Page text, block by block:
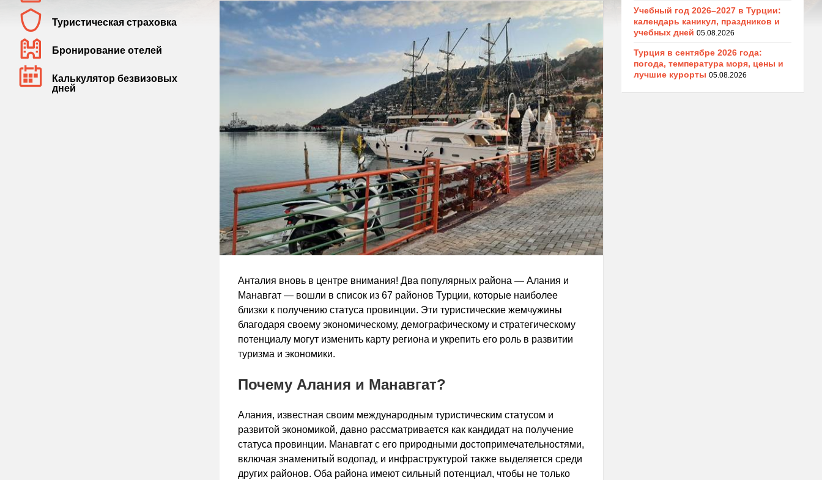
Анталия вновь в центре внимания! Два популярных района — Алания и
Манавгат — вошли в список из 67 районов Турции, которые наиболее
близки к получению статуса провинции. Эти туристические жемчужины
благодаря своему экономическому, демографическому и стратегическому
потенциалу могут изменить карту региона и укрепить его роль в развитии
туризма и экономики.
Почему Алания и Манавгат?
Алания, известная своим международным туристическим статусом и
развитой экономикой, давно рассматривается как кандидат на получение
статуса провинции. Манавгат с его природными достопримечательностями,
включая знаменитый водопад, и инфраструктурой также выделяется среди
других районов. Оба района имеют сильный потенциал, чтобы не только
Туристическая страховка
Бронирование отелей
Калькулятор безвизовых
дней
Учебный год 2026–2027 в Турции:
календарь каникул, праздников и
учебных дней 05.08.2026
Турция в сентябре 2026 года:
погода, температура моря, цены и
лучшие курорты 05.08.2026